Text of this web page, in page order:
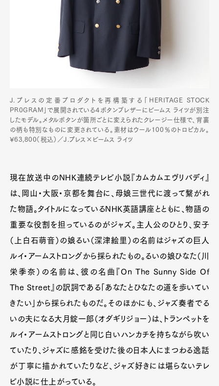
J.プレスの定番プロダクトを再構築する「HERITAGE STOCK
PR0GRAM」で展開されている４ボタンブレザーにビームス ライツが別注
したモデル。メタルボタンが箇所ごとに変えられたクレージー仕様で、背裏
の柄も特別なものに変更されている。素材はウール100％のトロピカル。
¥63,800（税込）／J.プレス×ビームス ライツ
現在放送中のNHK連続テレビ小説『カムカムエヴリバディ』
は、岡山・大阪・京都を舞台に、母娘三世代に渡って繋がれ
た物語。タイトルになっているNHK英語講座とともに、物語の
重要な役割を担っているのがジャズ。主人公のひとり、安子
（上白石萌音）の娘るい（深津絵里）の名前はジャズの巨人
ルイ・アームストロングから採られたもの。るいの娘ひなた（川
栄季奈）の名前は、彼の名曲『On The Sunny Side Of
The Street』の訳詞である「あなたとひなたの道を歩いてい
きたい」から採られたものだ。そのほかにも、ジャズ奏者でる
いの夫になる大月錠一郎（オダギリジョー）は、トランペットを
ルイ・アームストロングと同じ白いハンカチを持ちながら吹い
ていたり、ジャズに感銘を受けた後の日本人にまつわる逸話
が丁寧に描かれていたりなど、ジャズ好きには堪らないテレ
ビ小説に仕上がっている。